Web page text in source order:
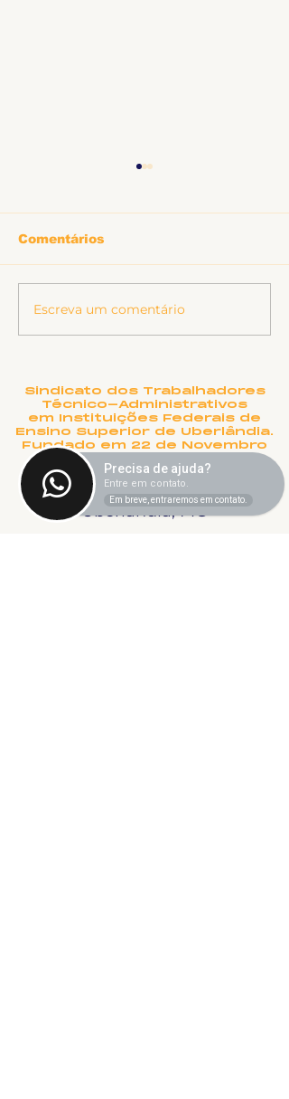
Insalubridade para
Comentários
Escreva um comentário
Sindicato dos Trabalhadores
Técnico-Administrativos
em Instituições Federais de
Ensino Superior de Uberlândia.
Fundado em 22 de Novembro
Rua Salvador, 995 - Aparecida -
Uberlândia, MG
Precisa de ajuda?
Entre em contato.
Em breve, entraremos em contato.